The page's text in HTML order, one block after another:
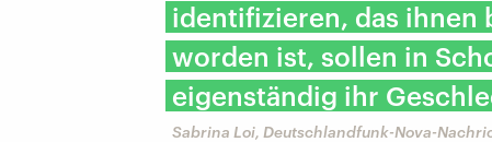
identifizieren, das ihnen
worden ist, sollen in
eigenständig ihr
Sabrina Loi, Deutschlandfunk-Nova-